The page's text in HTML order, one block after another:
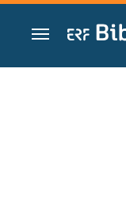
Zum Inhalt springen